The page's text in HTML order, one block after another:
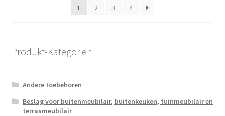
1
2 3 4
Produkt-Kategorien
Andere toebehoren
Beslag voor buitenmeubilair, buitenkeuken, tuinmeubilair en
terrasmeubilair